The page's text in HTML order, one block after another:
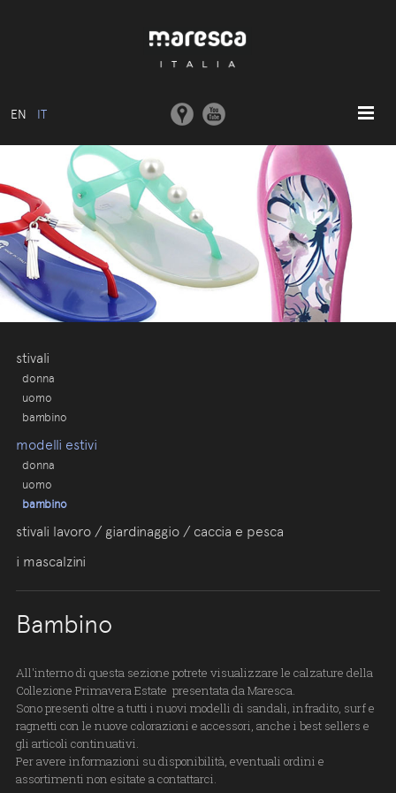
EN IT
ABOUT US
MODELLI BASE
COLLEZIONI
STAMPI E MACCHINARI
COMUNICAZIONE
stivali
donna
uomo
bambino
modelli estivi
donna
uomo
bambino
stivali lavoro / giardinaggio / caccia e pesca
i mascalzini
Bambino
All'interno di questa sezione potrete visualizzare le calzature della
Collezione Primavera Estate presentata da Maresca.
Sono presenti oltre a tutti i nuovi modelli di sandali, infradito, surf e
ragnetti con le nuove colorazioni e accessori, anche i best sellers e
gli articoli continuativi.
Per avere informazioni su disponibilità, eventuali ordini e
assortimenti non esitate a contattarci.